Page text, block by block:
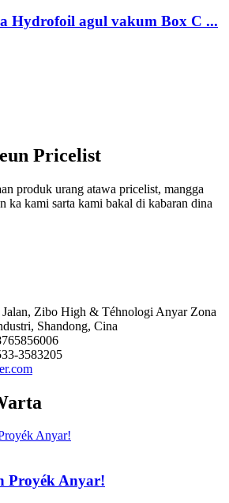
Hydrofoil agul vakum Box C ...
Pricelist
produk urang atawa pricelist, mangga
ka kami sarta kami bakal di kabaran dina
Zibo High & Téhnologi Anyar Zona
Shandong, Cina
3583205
Proyék Anyar!